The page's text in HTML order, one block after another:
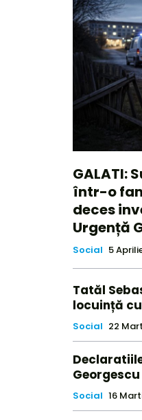
GALATI:
într-o
deces
Urgență
Social 5
Tatăl
locuință
Social 22
Social 16